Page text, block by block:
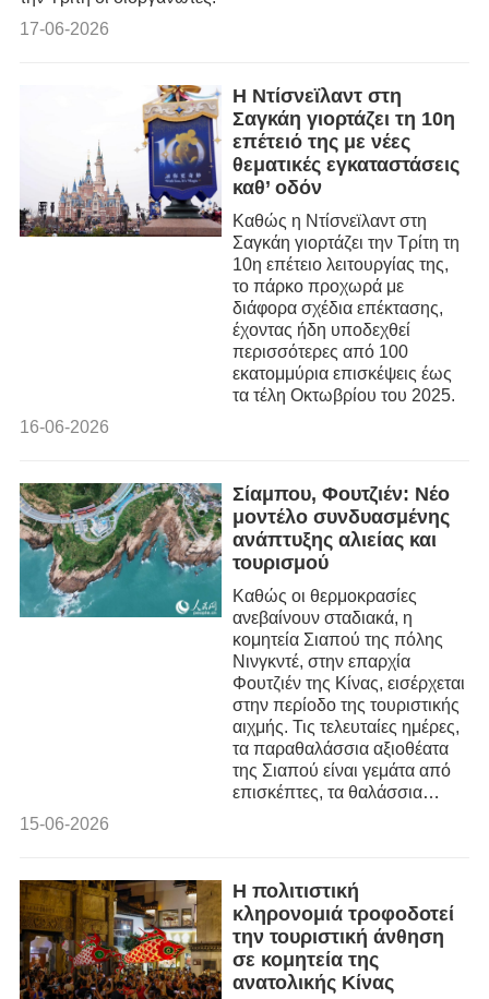
17-06-2026
Η Ντίσνεϊλαντ στη
Σαγκάη γιορτάζει τη 10η
επέτειό της με νέες
θεματικές εγκαταστάσεις
καθ’ οδόν
Καθώς η Ντίσνεϊλαντ στη
Σαγκάη γιορτάζει την Τρίτη τη
10η επέτειο λειτουργίας της,
το πάρκο προχωρά με
διάφορα σχέδια επέκτασης,
έχοντας ήδη υποδεχθεί
περισσότερες από 100
εκατομμύρια επισκέψεις έως
τα τέλη Οκτωβρίου του 2025.
16-06-2026
Σίαμπου, Φουτζιέν: Νέο
μοντέλο συνδυασμένης
ανάπτυξης αλιείας και
τουρισμού
Καθώς οι θερμοκρασίες
ανεβαίνουν σταδιακά, η
κομητεία Σιαπού της πόλης
Νινγκντέ, στην επαρχία
Φουτζιέν της Κίνας, εισέρχεται
στην περίοδο της τουριστικής
αιχμής. Τις τελευταίες ημέρες,
τα παραθαλάσσια αξιοθέατα
της Σιαπού είναι γεμάτα από
επισκέπτες, τα θαλάσσια
προσελκύουν μεγάλο
ενδιαφέρον, συνθέτοντας μια
εξαιρετικά ζωντανή
καλοκαιρινή εικόνα
πολιτιστικής και τουριστικής
ανάπτυξης.
15-06-2026
Η πολιτιστική
κληρονομιά τροφοδοτεί
την τουριστική άνθηση
σε κομητεία της
ανατολικής Κίνας